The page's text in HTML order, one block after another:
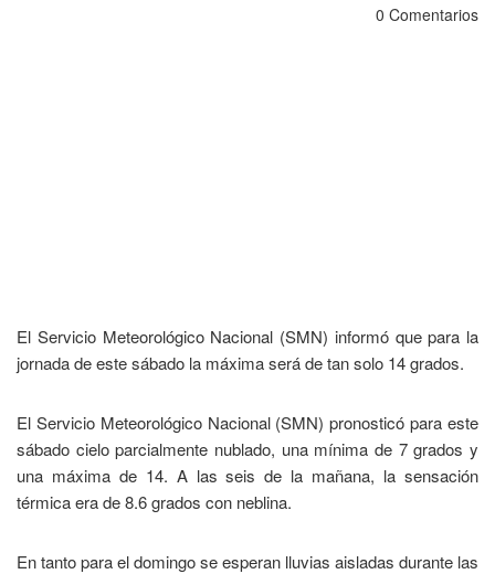
0 Comentarios
El Servicio Meteorológico Nacional (SMN) informó que para la
jornada de este sábado la máxima será de tan solo 14 grados.
El Servicio Meteorológico Nacional (SMN) pronosticó para este
sábado cielo parcialmente nublado, una mínima de 7 grados y
una máxima de 14. A las seis de la mañana, la sensación
térmica era de 8.6 grados con neblina.
En tanto para el domingo se esperan lluvias aisladas durante las